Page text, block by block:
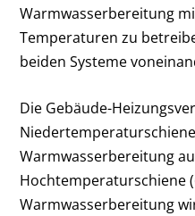
Warmwasserbereitung
Temperaturen zu
beiden Systeme
Die Gebäude-
Warmwasserbereitung
Hochtemperaturschiene
Warmwasserbereitung